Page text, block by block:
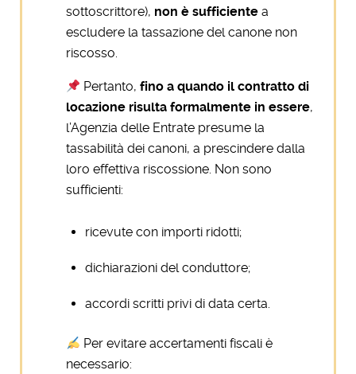
sottoscrittore), non è sufficiente a
escludere la tassazione del canone non
riscosso.
Pertanto,fino a quando il contratto di
locazione risulta formalmente in essere,
l’Agenzia delle Entrate presume la
tassabilità dei canoni, a prescindere dalla
loro effettiva riscossione. Non sono
sufficienti:
ricevute con importi ridotti;
dichiarazioni del conduttore;
accordi scritti privi di data certa.
Per evitare accertamenti fiscali è
necessario: